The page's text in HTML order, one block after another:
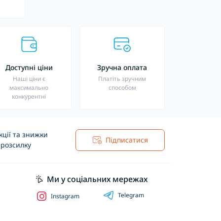
Доступні ціни
Наші ціни є
максимально
конкурентні
Зручна оплата
Платіть зручним
способом
та знижки
Підписатися
Ми у соціальних мережах
Instagram Telegram